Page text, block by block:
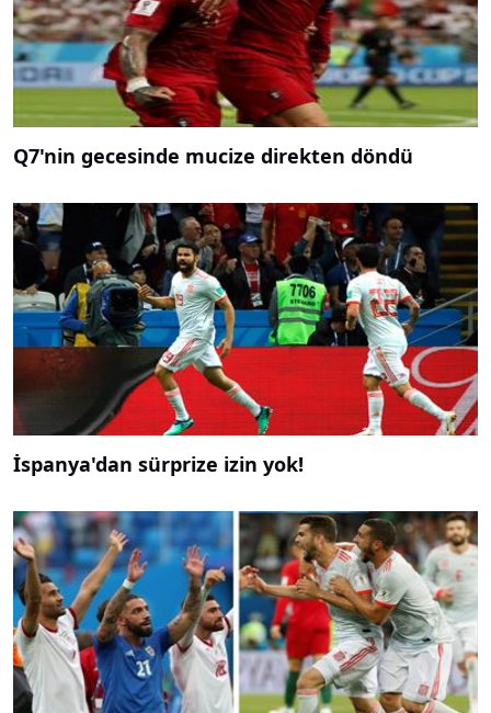
Q7'nin gecesinde mucize direkten döndü
İspanya'dan sürprize izin yok!